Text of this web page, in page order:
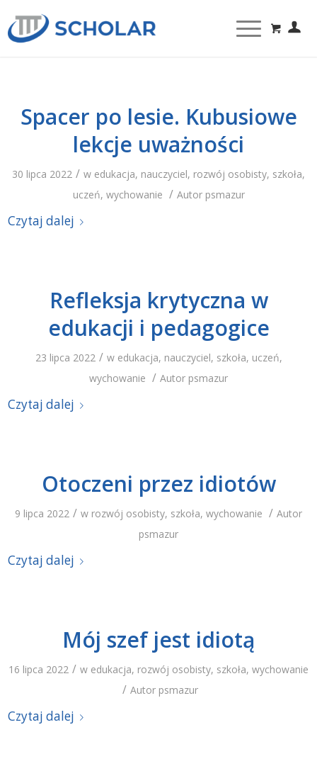
Spacer po lesie. Kubusiowe
lekcje uważności
30 lipca 2022 / w edukacja, nauczyciel, rozwój osobisty, szkoła,
uczeń, wychowanie / Autor psmazur
Czytaj dalej
Refleksja krytyczna w
edukacji i pedagogice
23 lipca 2022 / w edukacja, nauczyciel, szkoła, uczeń,
wychowanie / Autor psmazur
Czytaj dalej
Otoczeni przez idiotów
9 lipca 2022 / w rozwój osobisty, szkoła, wychowanie / Autor
psmazur
Czytaj dalej
Mój szef jest idiotą
16 lipca 2022 / w edukacja, rozwój osobisty, szkoła, wychowanie
/ Autor psmazur
Czytaj dalej